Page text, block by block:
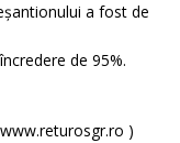
a fost de
de 95%.
)